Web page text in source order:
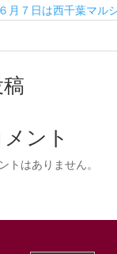
６月７日は西千葉マル
ント
トはありません。